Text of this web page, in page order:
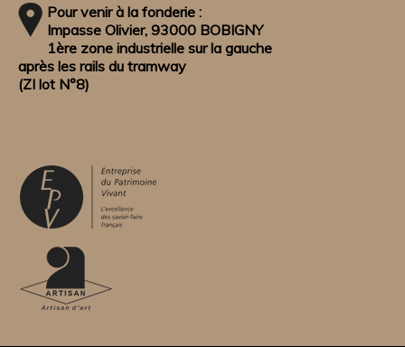
Pour venir à la fonderie :
Impasse Olivier, 93000 BOBIGNY
1ère zone industrielle sur la gauche
après les rails du tramway
(ZI lot N°8)